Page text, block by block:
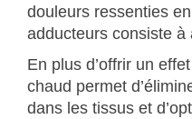
douleurs ressenties
adducteurs consiste à
En plus d’offrir un
chaud permet
dans les tissus et